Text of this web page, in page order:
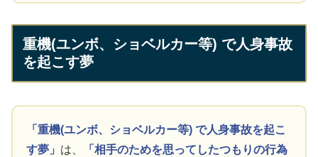
重機(ユンボ、ショベルカー等) で人身事故
を起こす夢
「重機(ユンボ、ショベルカー等) で人身事故を起こ
す夢」 は、
「相手のためを思ってしたつもりの行為